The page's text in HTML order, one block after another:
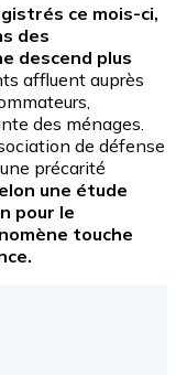
ce mois-ci,
des
descend plus
affluent auprès
des ménages.
de défense
précarité
une étude
pour le
touche